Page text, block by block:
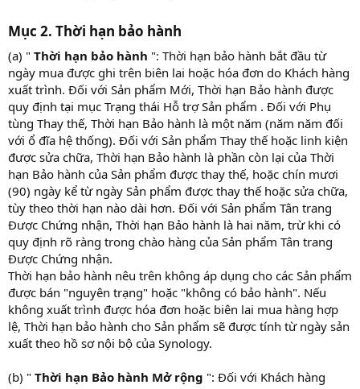
Mục 2. Thời hạn bảo hành​
(a) " Thời hạn bảo hành ": Thời hạn bảo hành bắt đầu từ
ngày mua được ghi trên biên lai hoặc hóa đơn do Khách hàng
xuất trình. Đối với Sản phẩm Mới, Thời hạn Bảo hành được
quy định tại mục Trạng thái Hỗ trợ Sản phẩm . Đối với Phụ
tùng Thay thế, Thời hạn Bảo hành là một năm (năm năm đối
với ổ đĩa hệ thống). Đối với Sản phẩm Thay thế hoặc linh kiện
được sửa chữa, Thời hạn Bảo hành là phần còn lại của Thời
hạn Bảo hành của Sản phẩm được thay thế, hoặc chín mươi
(90) ngày kể từ ngày Sản phẩm được thay thế hoặc sửa chữa,
tùy theo thời hạn nào dài hơn. Đối với Sản phẩm Tân trang
Được Chứng nhận, Thời hạn Bảo hành là hai năm, trừ khi có
quy định rõ ràng trong chào hàng của Sản phẩm Tân trang
Được Chứng nhận.
Thời hạn bảo hành nêu trên không áp dụng cho các Sản phẩm
được bán "nguyên trạng" hoặc "không có bảo hành". Nếu
không xuất trình được hóa đơn hoặc biên lai mua hàng hợp
lệ, Thời hạn bảo hành cho Sản phẩm sẽ được tính từ ngày sản
xuất theo hồ sơ nội bộ của Synology.
(b) " Thời hạn Bảo hành Mở rộng ": Đối với Khách hàng